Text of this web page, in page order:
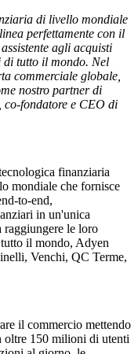
di livello mondiale
perfettamente con il
agli acquisti
tutto il mondo. Nel
commerciale globale,
nostro partner di
co-fondatore e CEO di
finanziaria
mondiale che fornisce
to-end,
in un'unica
raggiungere le loro
il mondo, Adyen
Venchi, QC Terme,
il commercio mettendo
oltre 150 milioni di utenti